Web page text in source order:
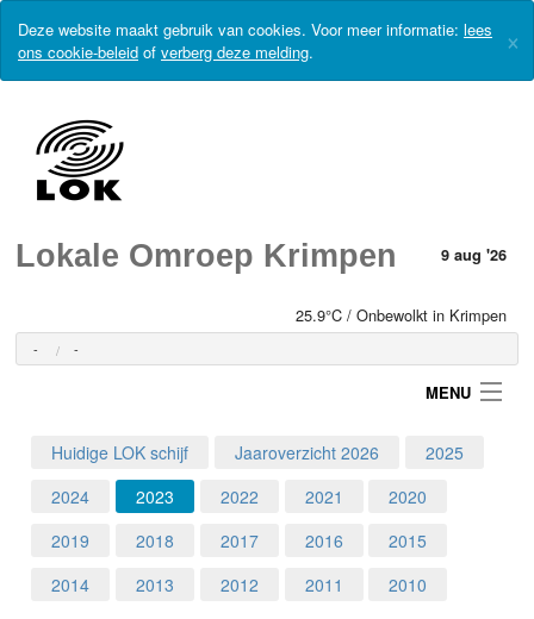
Deze website maakt gebruik van cookies. Voor meer informatie: lees
ons cookie-beleid of verberg deze melding. ×
Lokale Omroep Krimpen 9 aug '26
25.9°C / Onbewolkt in Krimpen
- -
MENU
Home
Programma's
Huidige LOK schijf Jaaroverzicht 2026
2025
2024
2023 2022 2021
2020
2019
2018 2017 2016
2015
2014
2013 2012 2011 2010